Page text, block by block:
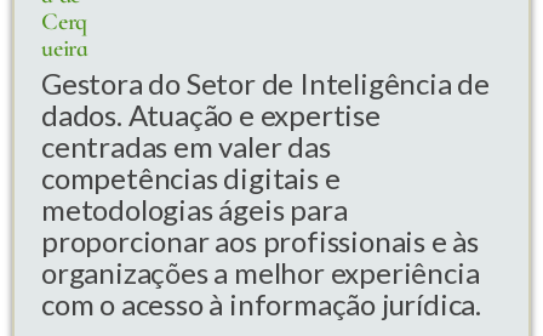
Gestora do Setor de Inteligência de
dados. Atuação e expertise
centradas em valer das
competências digitais e
metodologias ágeis para
proporcionar aos profissionais e às
organizações a melhor experiência
com o acesso à informação jurídica.